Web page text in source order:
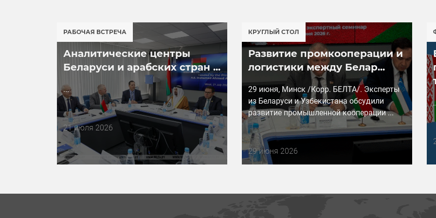
РАБОЧАЯ ВСТРЕЧА
Аналитические центры
Беларуси и арабских стран ...
...
Дата
публикации
21 июля 2026
КРУГЛЫЙ СТОЛ
Развитие промкооперации и
логистики между Белар...
29 июня, Минск /Корр. БЕЛТА/. Эксперты
из Беларуси и Узбекистана обсудили
развитие промышленной кооперации ...
Дата
публикации
29 июня 2026